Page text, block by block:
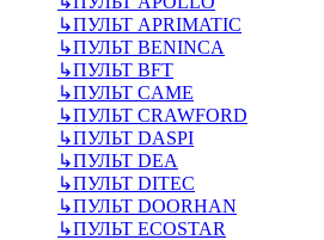
↳ПУЛЬТ APRIMATIC
↳ПУЛЬТ BENINCA
↳ПУЛЬТ BFT
↳ПУЛЬТ CAME
↳ПУЛЬТ CRAWFORD
↳ПУЛЬТ DASPI
↳ПУЛЬТ DEA
↳ПУЛЬТ DITEC
↳ПУЛЬТ DOORHAN
↳ПУЛЬТ ECOSTAR